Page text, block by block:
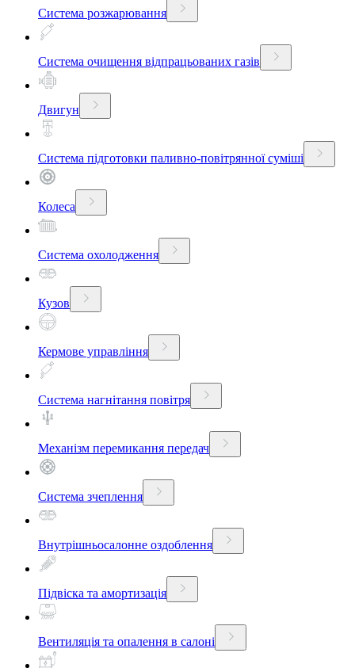
Система розжарювання
Система очищення відпрацьованих газів
Двигун
Система підготовки паливно-повітрянної суміші
Колеса
Система охолодження
Кузов
Кермове управління
Система нагнітання повітря
Механізм перемикання передач
Система зчеплення
Внутрішньосалонне оздоблення
Підвіска та амортизація
Вентиляція та опалення в салоні